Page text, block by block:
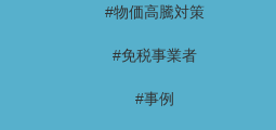
#物価高騰対策
#免税事業者
#事例